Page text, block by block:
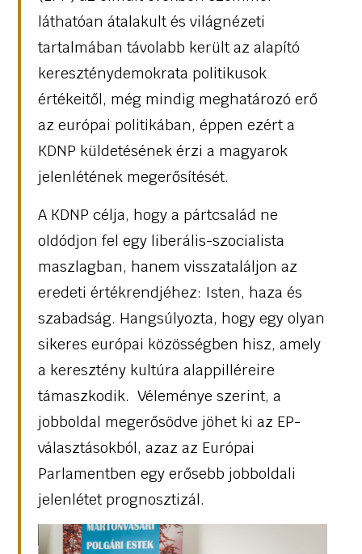
láthatóan átalakult és világnézeti
tartalmában távolabb került az alapító
kereszténydemokrata politikusok
értékeitől, még mindig meghatározó erő
az európai politikában, éppen ezért a
KDNP küldetésének érzi a magyarok
jelenlétének megerősítését.
A KDNP célja, hogy a pártcsalád ne
oldódjon fel egy liberális-szocialista
maszlagban, hanem visszataláljon az
eredeti értékrendjéhez: Isten, haza és
szabadság. Hangsúlyozta, hogy egy olyan
sikeres európai közösségben hisz, amely
a keresztény kultúra alappilléreire
támaszkodik. Véleménye szerint, a
jobboldal megerősödve jöhet ki az EP-
választásokból, azaz az Európai
Parlamentben egy erősebb jobboldali
jelenlétet prognosztizál.